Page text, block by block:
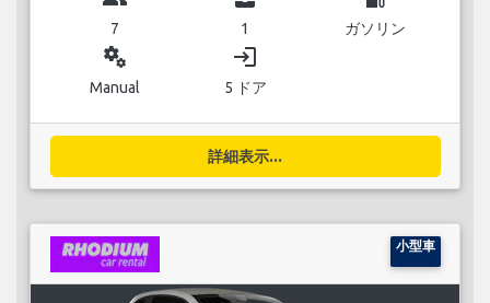
7 1 ガソリン
miscellaneous_services
Manual
login
5 ドア
詳細表示...
小型車